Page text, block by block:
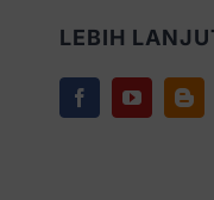
LEBIH